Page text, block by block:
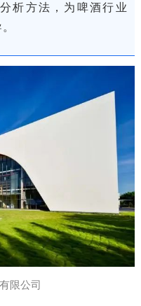
析方法，为啤酒行业
限公司